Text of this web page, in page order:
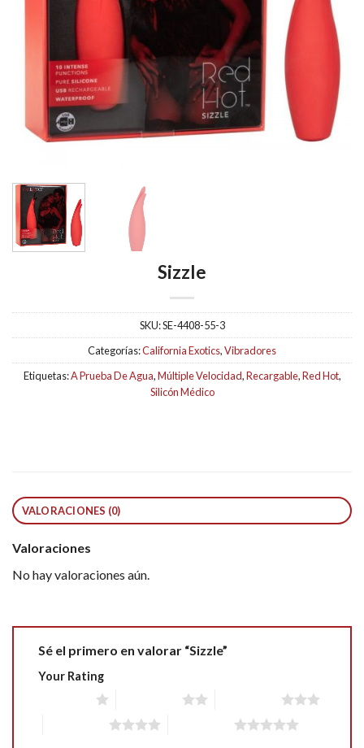
Sizzle
SKU:SE-4408-55-3
Categorías:California Exotics,Vibradores
Etiquetas:A Prueba De Agua,Múltiple Velocidad,Recargable,Red Hot,
Silicón Médico
VALORACIONES (0)
Valoraciones
No hay valoraciones aún.
Sé el primero en valorar “Sizzle”
Your Rating